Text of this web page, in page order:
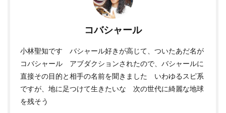
コバシャール
小林聖知です バシャール好きが高じて、ついたあだ名が
コバシャール アブダクションされたので、バシャールに
直接その目的と相手の名前を聞きました いわゆるスピ系
ですが、地に足つけて生きたいな 次の世代に綺麗な地球
を残そう